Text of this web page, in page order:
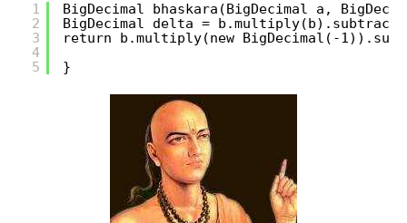
1
2
3
4
5
BigDecimal bhaskara(BigDecimal a,
BigDecimal delta =
return b.multiply(new BigDecimal(-
}